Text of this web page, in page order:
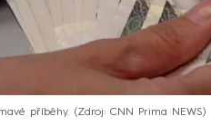
příběhy. Zdroj: CNN Prima NEWS